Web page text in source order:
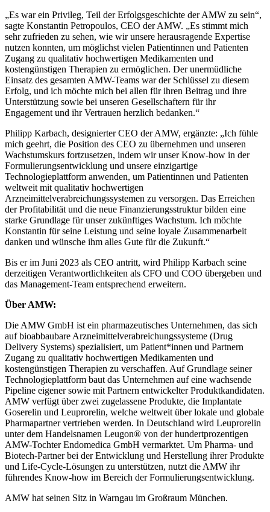
„Es war ein Privileg, Teil der Erfolgsgeschichte der AMW zu sein“,
sagte Konstantin Petropoulos, CEO der AMW. „Es stimmt mich
sehr zufrieden zu sehen, wie wir unsere herausragende Expertise
nutzen konnten, um möglichst vielen Patientinnen und Patienten
Zugang zu qualitativ hochwertigen Medikamenten und
kostengünstigen Therapien zu ermöglichen. Der unermüdliche
Einsatz des gesamten AMW-Teams war der Schlüssel zu diesem
Erfolg, und ich möchte mich bei allen für ihren Beitrag und ihre
Unterstützung sowie bei unseren Gesellschaftern für ihr
Engagement und ihr Vertrauen herzlich bedanken.“
Philipp Karbach, designierter CEO der AMW, ergänzte: „Ich fühle
mich geehrt, die Position des CEO zu übernehmen und unseren
Wachstumskurs fortzusetzen, indem wir unser Know-how in der
Formulierungsentwicklung und unsere einzigartige
Technologieplattform anwenden, um Patientinnen und Patienten
weltweit mit qualitativ hochwertigen
Arzneimittelverabreichungssystemen zu versorgen. Das Erreichen
der Profitabilität und die neue Finanzierungsstruktur bilden eine
starke Grundlage für unser zukünftiges Wachstum. Ich möchte
Konstantin für seine Leistung und seine loyale Zusammenarbeit
danken und wünsche ihm alles Gute für die Zukunft.“
Bis er im Juni 2023 als CEO antritt, wird Philipp Karbach seine
derzeitigen Verantwortlichkeiten als CFO und COO übergeben und
das Management-Team entsprechend erweitern.
Über AMW:
Die AMW GmbH ist ein pharmazeutisches Unternehmen, das sich
auf bioabbaubare Arzneimittelverabreichungssysteme (Drug
Delivery Systems) spezialisiert, um Patient*innen und Partnern
Zugang zu qualitativ hochwertigen Medikamenten und
kostengünstigen Therapien zu verschaffen. Auf Grundlage seiner
Technologieplattform baut das Unternehmen auf eine wachsende
Pipeline eigener sowie mit Partnern entwickelter Produktkandidaten.
AMW verfügt über zwei zugelassene Produkte, die Implantate
Goserelin und Leuprorelin, welche weltweit über lokale und globale
Pharmapartner vertrieben werden. In Deutschland wird Leuprorelin
unter dem Handelsnamen Leugon® von der hundertprozentigen
AMW-Tochter Endomedica GmbH vermarktet. Um Pharma- und
Biotech-Partner bei der Entwicklung und Herstellung ihrer Produkte
und Life-Cycle-Lösungen zu unterstützen, nutzt die AMW ihr
führendes Know-how im Bereich der Formulierungsentwicklung.
AMW hat seinen Sitz in Warngau im Großraum München.